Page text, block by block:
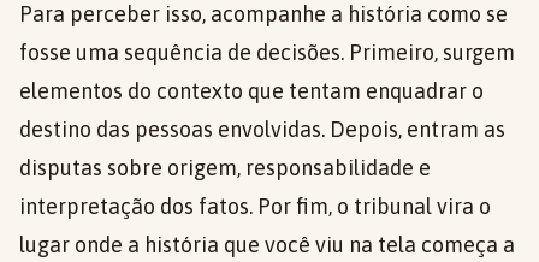
Para perceber isso, acompanhe a história como se
fosse uma sequência de decisões. Primeiro, surgem
elementos do contexto que tentam enquadrar o
destino das pessoas envolvidas. Depois, entram as
disputas sobre origem, responsabilidade e
interpretação dos fatos. Por fim, o tribunal vira o
lugar onde a história que você viu na tela começa a